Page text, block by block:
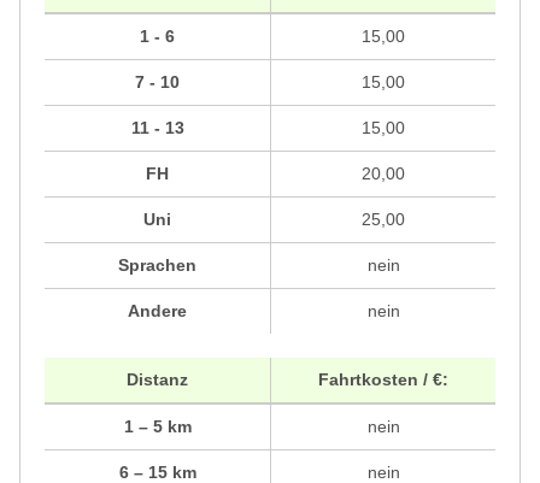
1 - 6
7 - 10
11 - 13
FH
Uni
Sprachen
Andere
15,00
15,00
15,00
20,00
25,00
nein
nein
Distanz
1 – 5 km
6 – 15 km
Fahrtkosten / €:
nein
nein